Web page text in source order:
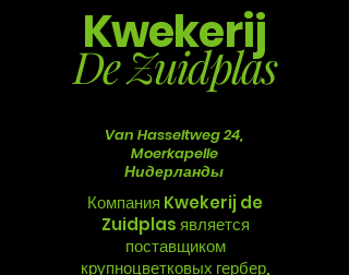
Kwekerij
De Zuidplas
Van Hasseltweg 24,
Moerkapelle
Нидерланды
Компания Kwekerij de
Zuidplas является
поставщиком
крупноцветковых гербер,